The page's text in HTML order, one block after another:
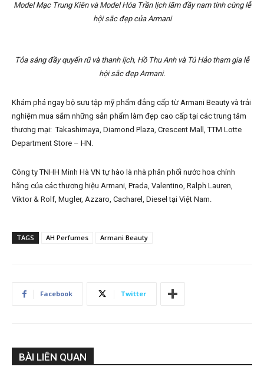
Model Mạc Trung Kiên và Model Hóa Trần lịch lãm đầy nam tính cùng lễ
hội sắc đẹp của Armani
Tỏa sáng đầy quyến rũ và thanh lịch, Hồ Thu Anh và Tú Hảo tham gia lễ
hội sắc đẹp Armani.
Khám phá ngay bộ sưu tập mỹ phẩm đẳng cấp từ Armani Beauty và trải
nghiệm mua sắm những sản phẩm làm đẹp cao cấp tại các trung tâm
thương mại: Takashimaya, Diamond Plaza, Crescent Mall, TTM Lotte
Department Store – HN.
Công ty TNHH Minh Hà VN tự hào là nhà phân phối nước hoa chính
hãng của các thương hiệu Armani, Prada, Valentino, Ralph Lauren,
Viktor & Rolf, Mugler, Azzaro, Cacharel, Diesel tại Việt Nam.
TAGS AH Perfumes Armani Beauty
Facebook Twitter
BÀI LIÊN QUAN